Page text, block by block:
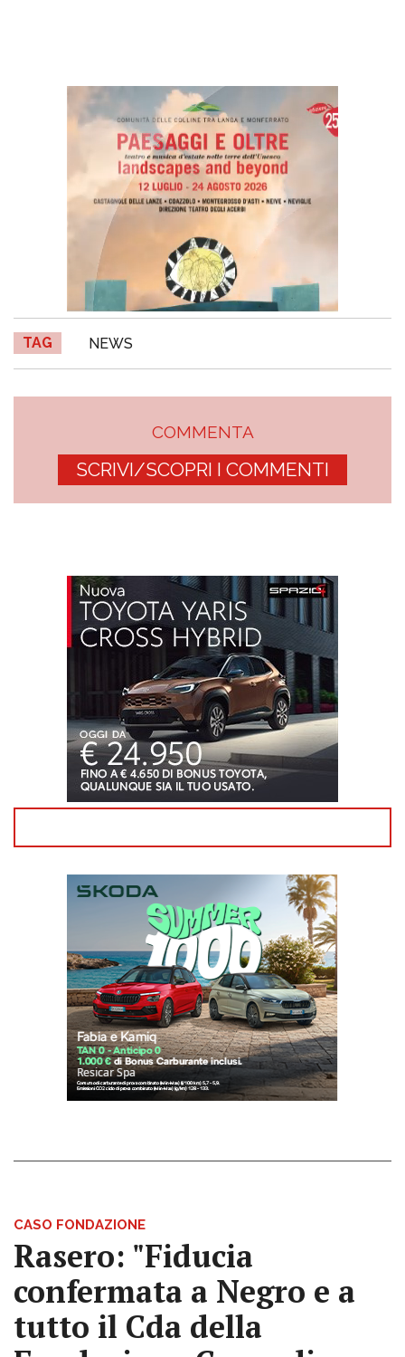
TAG NEWS
COMMENTA
SCRIVI/SCOPRI I COMMENTI
CASO FONDAZIONE
Rasero: "Fiducia
confermata a Negro e a
tutto il Cda della